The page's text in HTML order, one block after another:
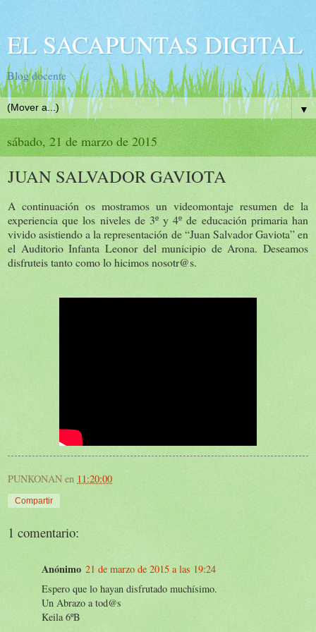
EL SACAPUNTAS DIGITAL
Blog docente
▼
sábado, 21 de marzo de 2015
JUAN SALVADOR GAVIOTA
A continuación os mostramos un videomontaje resumen de la
experiencia que los niveles de 3º y 4º de educación primaria han
vivido asistiendo a la representación de “Juan Salvador Gaviota” en
el Auditorio Infanta Leonor del municipio de Arona. Deseamos
disfruteis tanto como lo hicimos nosotr@s.
PUNKONAN en 11:20:00
Compartir
1 comentario:
Anónimo 21 de marzo de 2015 a las 19:24
Espero que lo hayan disfrutado muchísimo.
Un Abrazo a tod@s
Keila 6ºB